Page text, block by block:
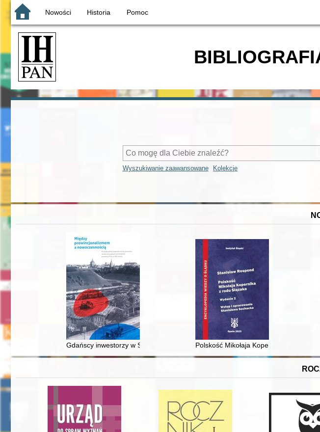
Nowości Historia Pomoc
Wyszukiwanie zaawansowane Kolekcje
Gdańscy inwestorzy w Sopocie : prestiż finansowy i towarzyski lokalnego
Polskość Mikołaja Kopernika z rodu